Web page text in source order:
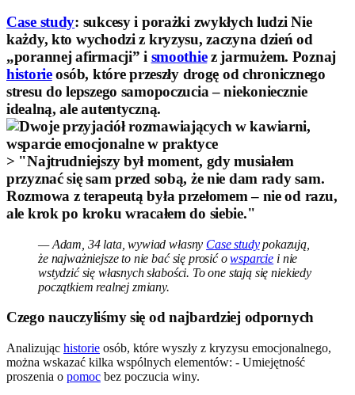
Case study: sukcesy i porażki zwykłych ludzi Nie
każdy, kto wychodzi z kryzysu, zaczyna dzień od
„porannej afirmacji” i smoothiez jarmużem. Poznaj
historieosób, które przeszły drogę od chronicznego
stresu do lepszego samopoczucia – niekoniecznie
idealną, ale autentyczną.
> "Najtrudniejszy był moment, gdy musiałem
przyznać się sam przed sobą, że nie dam rady sam.
Rozmowa z terapeutą była przełomem – nie od razu,
ale krok po kroku wracałem do siebie."
— Adam, 34 lata, wywiad własny Case studypokazują,
że najważniejsze to nie bać się prosić owsparcie i nie
wstydzić się własnych słabości. To one stają się niekiedy
początkiem realnej zmiany.
Czego nauczyliśmy się od najbardziej odpornych
Analizując historie osób, które wyszły z kryzysu emocjonalnego,
można wskazać kilka wspólnych elementów: - Umiejętność
proszenia o pomoc bez poczucia winy.